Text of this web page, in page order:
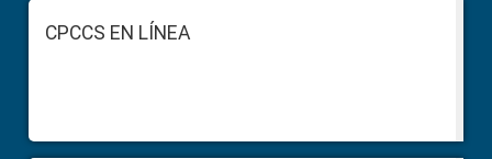
FooterCPCCS EN LÍNEA